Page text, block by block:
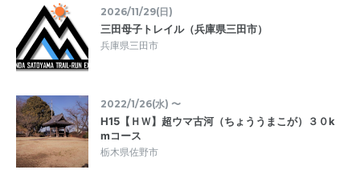
2026/11/29(日)
三田母子トレイル（兵庫県三田市）
兵庫県三田市
2022/1/26(水) 〜
H15【ＨＷ】超ウマ古河（ちょううまこが）３０k
mコース
栃木県佐野市